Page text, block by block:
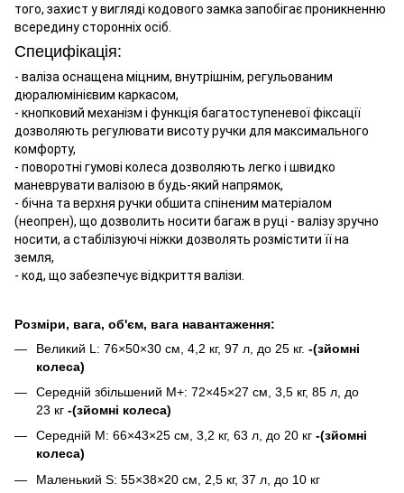
того, захист у вигляді кодового замка запобігає проникненню
всередину сторонніх осіб.
Специфікація:
- валіза оснащена міцним, внутрішнім, регульованим
дюралюмінієвим каркасом,
- кнопковий механізм і функція багатоступеневої фіксації
дозволяють регулювати висоту ручки для максимального
комфорту,
- поворотні гумові колеса дозволяють легко і швидко
маневрувати валізою в будь-який напрямок,
- бічна та верхня ручки обшита спіненим матеріалом
(неопрен), що дозволить носити багаж в руці - валізу зручно
носити, а стабілізуючі ніжки дозволять розмістити її на
земля,
- код, що забезпечує відкриття валізи.
Розміри, вага, об'єм, вага навантаження:
Великий L: 76×50×30 см, 4,2 кг, 97 л, до 25 кг. -(зйомні
колеса)
Середній збільшений M+: 72×45×27 см, 3,5 кг, 85 л, до
23 кг -(зйомні колеса)
Середній M: 66×43×25 см, 3,2 кг, 63 л, до 20 кг -(зйомні
колеса)
Маленький S: 55×38×20 см, 2,5 кг, 37 л, до 10 кг